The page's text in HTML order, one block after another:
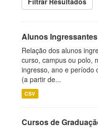
Alunos
Relação dos alunos
curso, campus ou polo,
ingresso, ano e período
(a partir de...
CSV
Cursos de